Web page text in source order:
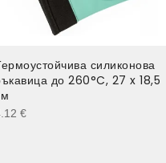
силиконова
до 260°C, 27 x 18,5
€